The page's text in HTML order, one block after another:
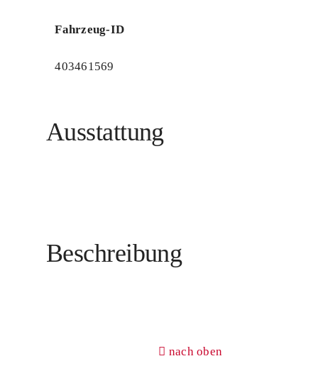
Fahrzeug-ID
403461569
Ausstattung
Beschreibung
nach oben